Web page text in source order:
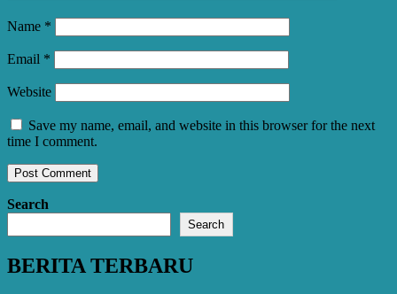
Name *
Email *
Website
Save my name, email, and website in this browser for the next
time I comment.
Search
Search
BERITA TERBARU